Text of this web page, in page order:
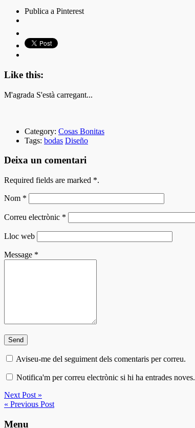
Publica a Pinterest
Like this:
M'agrada S'està carregant...
Category: Cosas Bonitas
Tags: bodas Diseño
Deixa un comentari
Required fields are marked *.
Nom *
Correu electrònic *
Lloc web
Message *
Aviseu-me del seguiment dels comentaris per correu.
Notifica'm per correu electrònic si hi ha entrades noves.
Next Post »
« Previous Post
Menu